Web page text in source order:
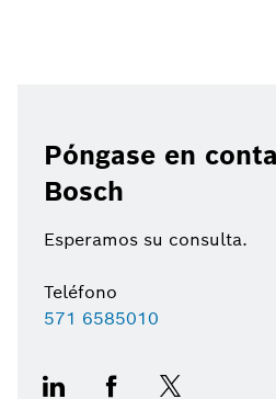
Póngase en
Bosch
Esperamos su consulta.
Teléfono
571 6585010